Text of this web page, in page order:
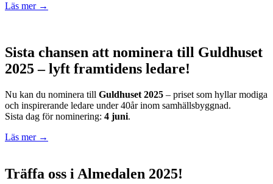
Läs mer →
Sista chansen att nominera till Guldhuset
2025 – lyft framtidens ledare!
Nu kan du nominera till Guldhuset 2025 – priset som hyllarmodiga
och inspirerande ledare under40årinom samhällsbyggnad.
Sista dag förnominering: 4 juni.
Läs mer →
Träffa oss i Almedalen 2025!